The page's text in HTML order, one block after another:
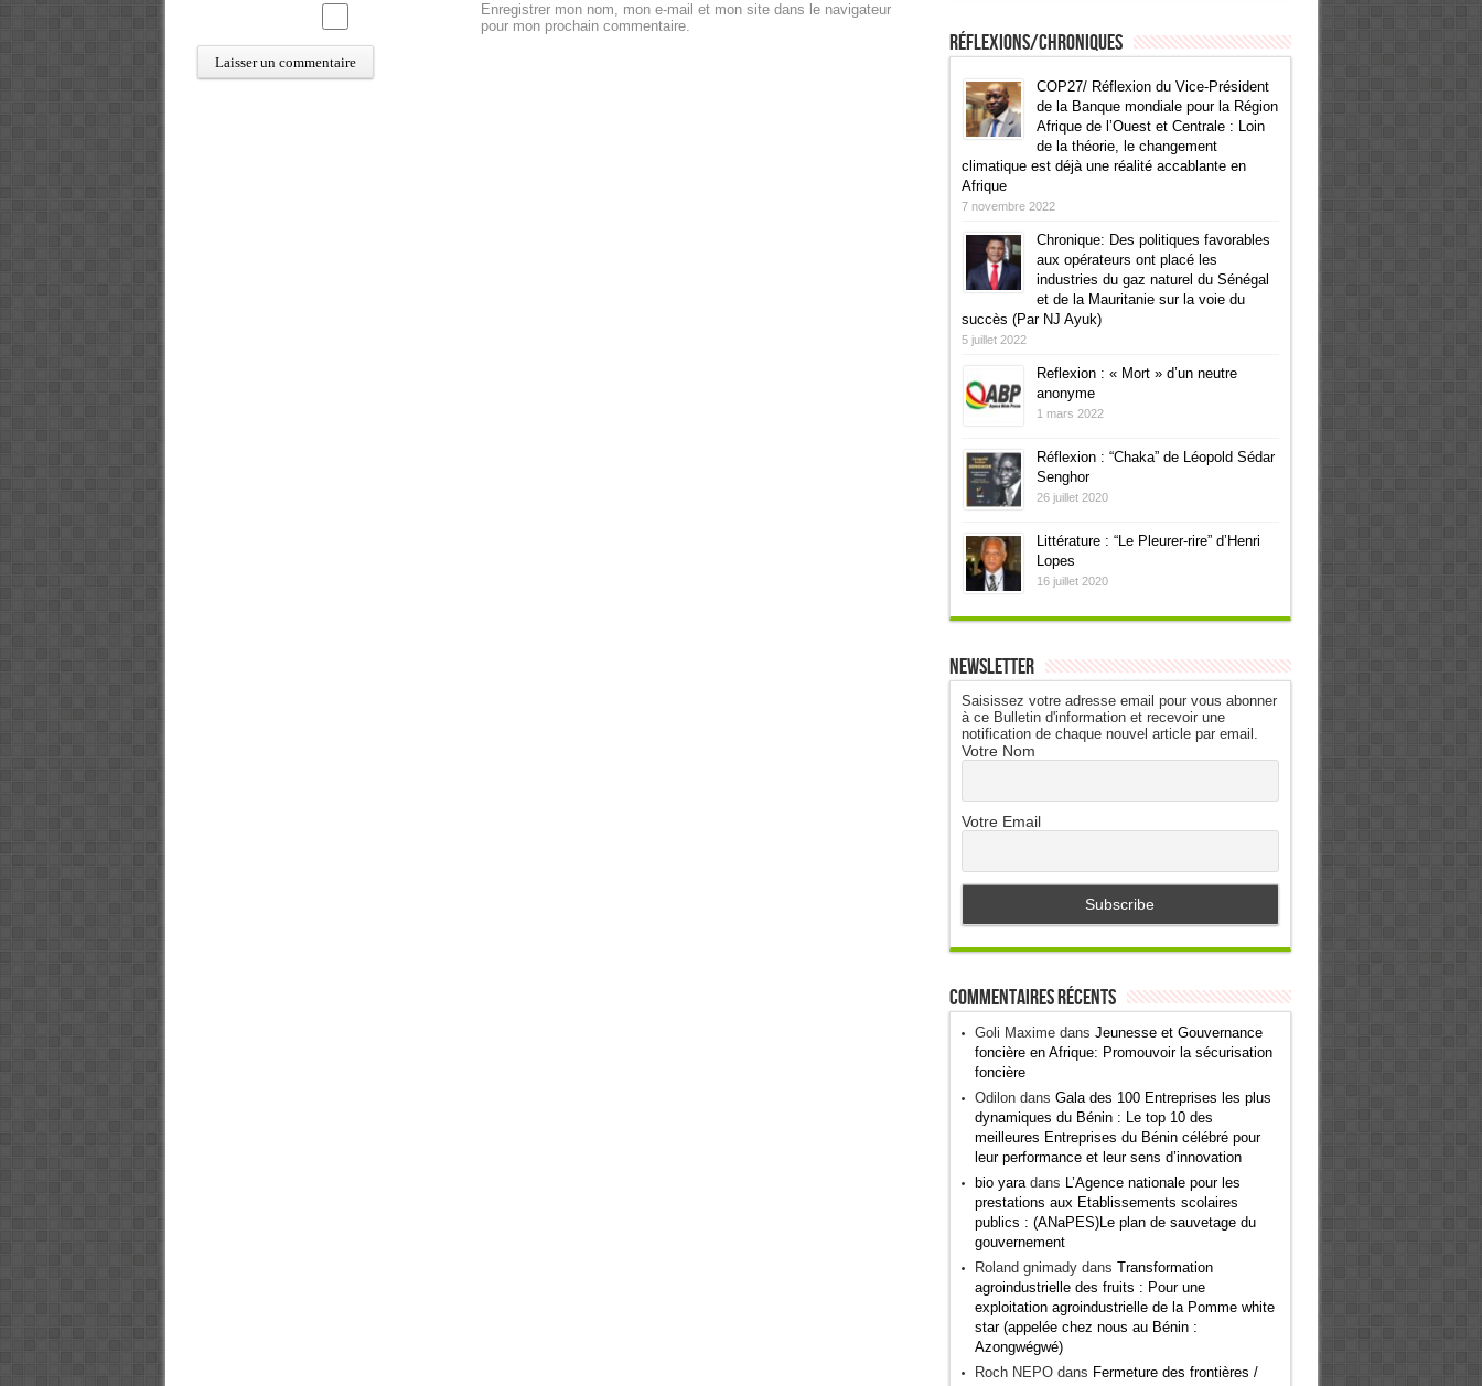
Enregistrer mon nom, mon e-mail et mon site dans le navigateur
pour mon prochain commentaire.
Réflexions/Chroniques
COP27/ Réflexion du Vice-Président
de la Banque mondiale pour la Région
Afrique de l’Ouest et Centrale : Loin
de la théorie, le changement
climatique est déjà une réalité accablante en
Afrique
7 novembre 2022
Chronique: Des politiques favorables
aux opérateurs ont placé les
industries du gaz naturel du Sénégal
et de la Mauritanie sur la voie du
succès (Par NJ Ayuk)
5 juillet 2022
Reflexion : « Mort » d’un neutre
anonyme
1 mars 2022
Réflexion : “Chaka” de Léopold Sédar
Senghor
26 juillet 2020
Littérature : “Le Pleurer-rire” d’Henri
Lopes
16 juillet 2020
Newsletter
Saisissez votre adresse email pour vous abonner
à ce Bulletin d'information et recevoir une
notification de chaque nouvel article par email.
Votre Nom
Votre Email
Commentaires récents
Goli Maximedans Jeunesse et Gouvernance
foncière en Afrique: Promouvoir la sécurisation
foncière
Odilondans Gala des 100 Entreprises les plus
dynamiques du Bénin : Le top 10 des
meilleures Entreprises du Bénin célébré pour
leur performance et leur sens d’innovation
bio yaradans L’Agence nationale pour les
prestations aux Etablissements scolaires
publics : (ANaPES)Le plan de sauvetage du
gouvernement
Roland gnimadydans Transformation
agroindustrielle des fruits : Pour une
exploitation agroindustrielle de la Pomme white
star (appelée chez nous au Bénin :
Azongwégwé)
Roch NEPOdans Fermeture des frontières /